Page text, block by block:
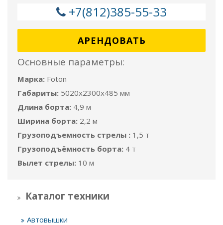
+7(812)385-55-33
АРЕНДОВАТЬ
Основные параметры:
Марка: Foton
Габариты: 5020х2300х485 мм
Длина борта: 4,9 м
Ширина борта: 2,2 м
Грузоподъемность стрелы : 1,5 т
Грузоподъёмность борта: 4 т
Вылет стрелы: 10 м
Каталог техники
Автовышки